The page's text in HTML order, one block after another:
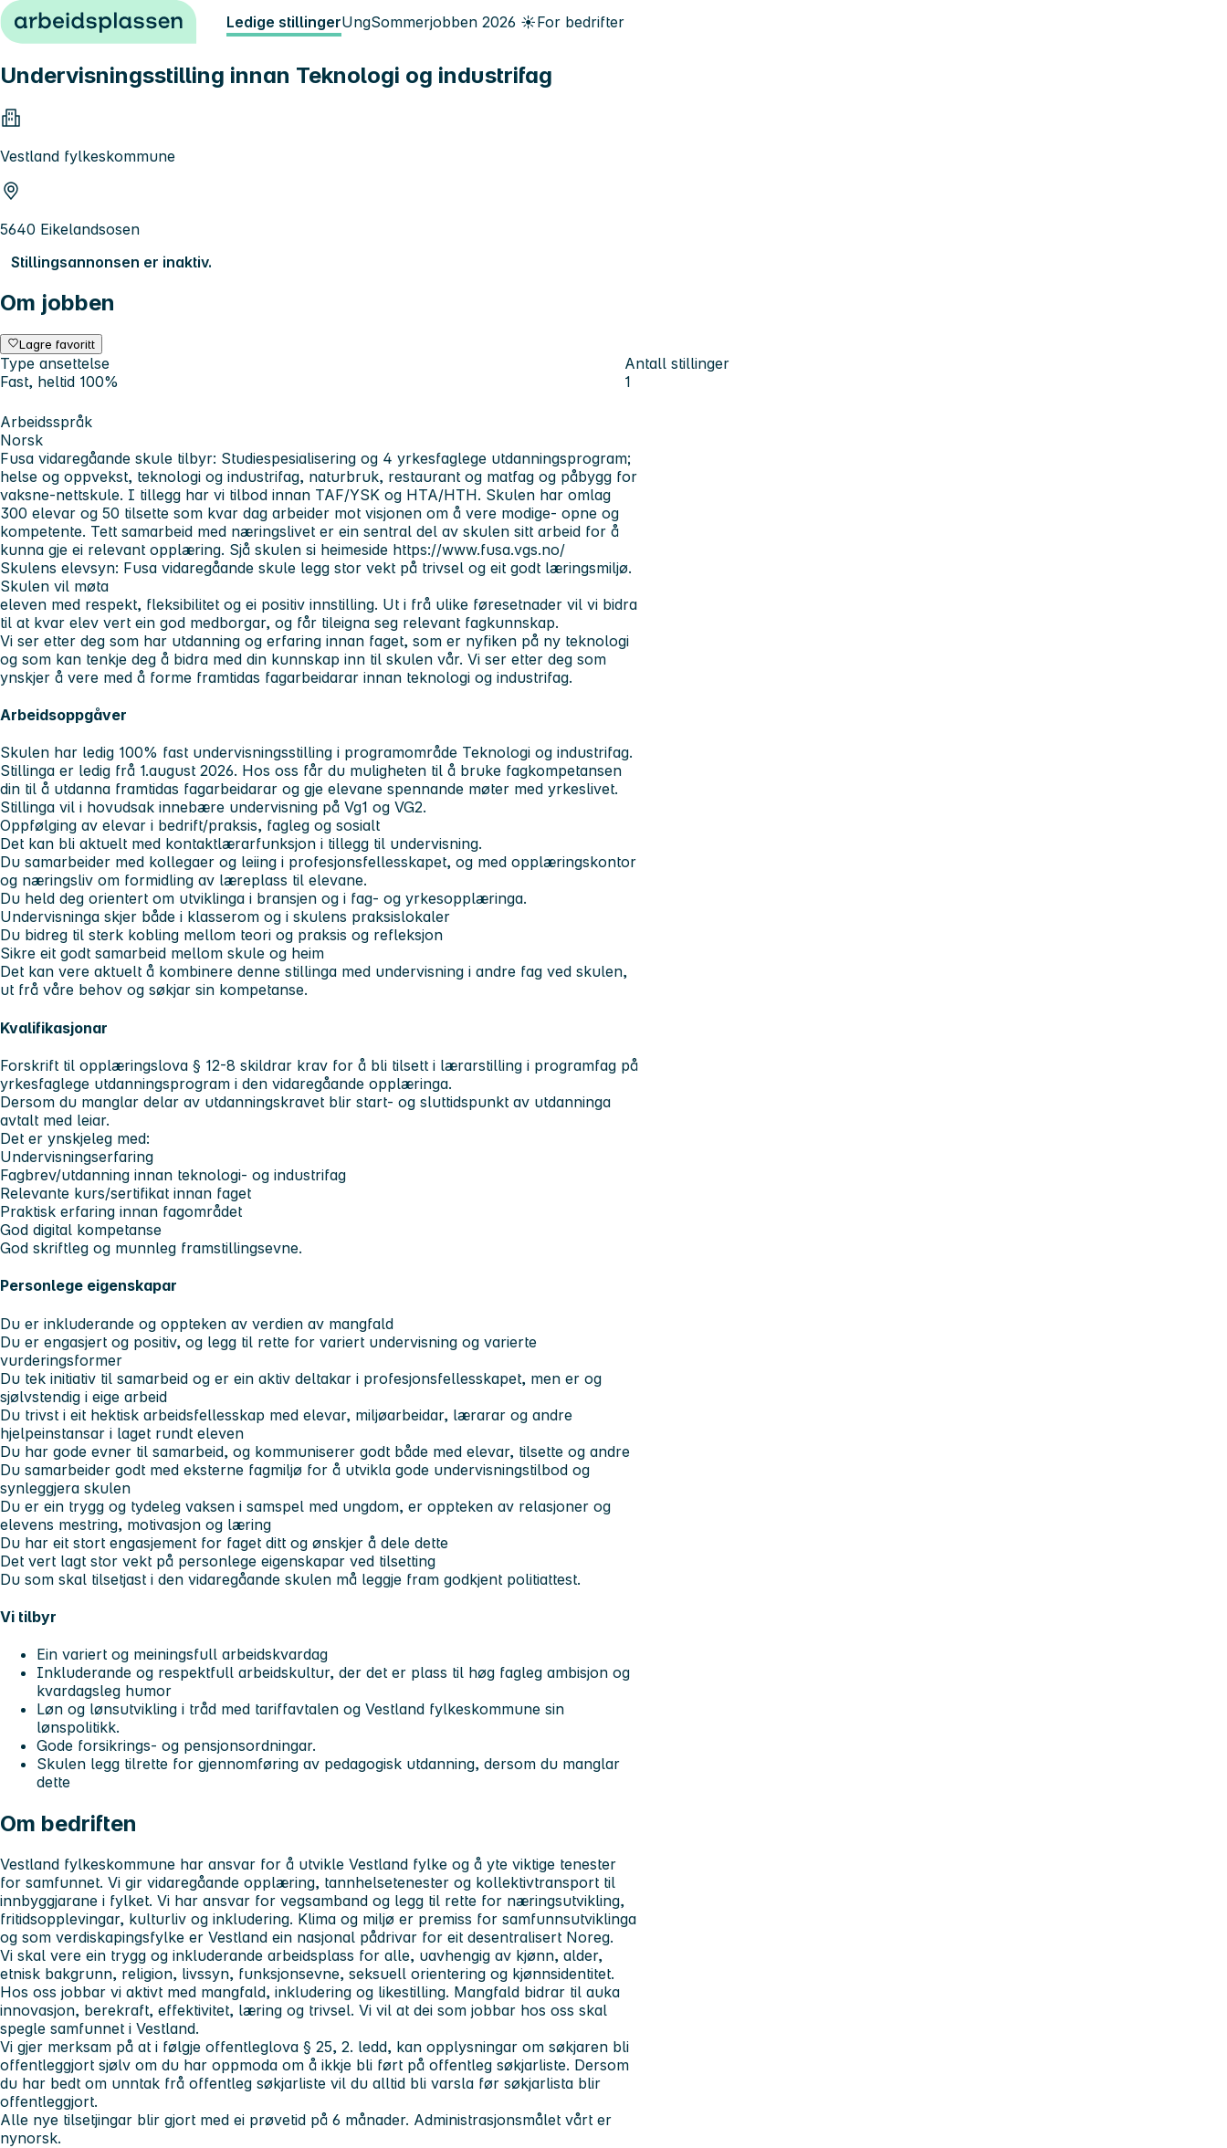
Hopp til innhold Ledige stillingerUngSommerjobben 2026 ☀️For bedrifter
Undervisningsstilling innan Teknologi og industrifag
Vestland fylkeskommune
5640 Eikelandsosen
Stillingsannonsen er inaktiv.
Om jobben
Lagre favoritt
Type ansettelse
Fast, heltid 100%
Antall stillinger
1
Arbeidsspråk
Norsk
Fusa vidaregåande skule tilbyr: Studiespesialisering og 4 yrkesfaglege utdanningsprogram;
helse og oppvekst, teknologi og industrifag, naturbruk, restaurant og matfag og påbygg for
vaksne-nettskule. I tillegg har vi tilbod innan TAF/YSK og HTA/HTH. Skulen har omlag
300 elevar og 50 tilsette som kvar dag arbeider mot visjonen om å vere modige- opne og
kompetente. Tett samarbeid med næringslivet er ein sentral del av skulen sitt arbeid for å
kunna gje ei relevant opplæring. Sjå skulen si heimeside https://www.fusa.vgs.no/
Skulens elevsyn: Fusa vidaregåande skule legg stor vekt på trivsel og eit godt læringsmiljø.
Skulen vil møta
eleven med respekt, fleksibilitet og ei positiv innstilling. Ut i frå ulike føresetnader vil vi bidra
til at kvar elev vert ein god medborgar, og får tileigna seg relevant fagkunnskap.
Vi ser etter deg som har utdanning og erfaring innan faget, som er nyfiken på ny teknologi
og som kan tenkje deg å bidra med din kunnskap inn til skulen vår. Vi ser etter deg som
ynskjer å vere med å forme framtidas fagarbeidarar innan teknologi og industrifag.
Arbeidsoppgåver
Skulen har ledig 100% fast undervisningsstilling i programområde Teknologi og industrifag.
Stillinga er ledig frå 1.august 2026. Hos oss får du muligheten til å bruke fagkompetansen
din til å utdanna framtidas fagarbeidarar og gje elevane spennande møter med yrkeslivet.
Stillinga vil i hovudsak innebære undervisning på Vg1 og VG2.
Oppfølging av elevar i bedrift/praksis, fagleg og sosialt
Det kan bli aktuelt med kontaktlærarfunksjon i tillegg til undervisning.
Du samarbeider med kollegaer og leiing i profesjonsfellesskapet, og med opplæringskontor
og næringsliv om formidling av læreplass til elevane.
Du held deg orientert om utviklinga i bransjen og i fag- og yrkesopplæringa.
Undervisninga skjer både i klasserom og i skulens praksislokaler
Du bidreg til sterk kobling mellom teori og praksis og refleksjon
Sikre eit godt samarbeid mellom skule og heim
Det kan vere aktuelt å kombinere denne stillinga med undervisning i andre fag ved skulen,
ut frå våre behov og søkjar sin kompetanse.
Kvalifikasjonar
Forskrift til opplæringslova § 12-8 skildrar krav for å bli tilsett i lærarstilling i programfag på
yrkesfaglege utdanningsprogram i den vidaregåande opplæringa.
Dersom du manglar delar av utdanningskravet blir start- og sluttidspunkt av utdanninga
avtalt med leiar.
Det er ynskjeleg med:
Undervisningserfaring
Fagbrev/utdanning innan teknologi- og industrifag
Relevante kurs/sertifikat innan faget
Praktisk erfaring innan fagområdet
God digital kompetanse
God skriftleg og munnleg framstillingsevne.
Personlege eigenskapar
Du er inkluderande og oppteken av verdien av mangfald
Du er engasjert og positiv, og legg til rette for variert undervisning og varierte
vurderingsformer
Du tek initiativ til samarbeid og er ein aktiv deltakar i profesjonsfellesskapet, men er og
sjølvstendig i eige arbeid
Du trivst i eit hektisk arbeidsfellesskap med elevar, miljøarbeidar, lærarar og andre
hjelpeinstansar i laget rundt eleven
Du har gode evner til samarbeid, og kommuniserer godt både med elevar, tilsette og andre
Du samarbeider godt med eksterne fagmiljø for å utvikla gode undervisningstilbod og
synleggjera skulen
Du er ein trygg og tydeleg vaksen i samspel med ungdom, er oppteken av relasjoner og
elevens mestring, motivasjon og læring
Du har eit stort engasjement for faget ditt og ønskjer å dele dette
Det vert lagt stor vekt på personlege eigenskapar ved tilsetting
Du som skal tilsetjast i den vidaregåande skulen må leggje fram godkjent politiattest.
Vi tilbyr
Ein variert og meiningsfull arbeidskvardag
Inkluderande og respektfull arbeidskultur, der det er plass til høg fagleg ambisjon og
kvardagsleg humor
Løn og lønsutvikling i tråd med tariffavtalen og Vestland fylkeskommune sin
lønspolitikk.
Gode forsikrings- og pensjonsordningar.
Skulen legg tilrette for gjennomføring av pedagogisk utdanning, dersom du manglar
dette
Om bedriften
Vestland fylkeskommune har ansvar for å utvikle Vestland fylke og å yte viktige tenester
for samfunnet. Vi gir vidaregåande opplæring, tannhelsetenester og kollektivtransport til
innbyggjarane i fylket. Vi har ansvar for vegsamband og legg til rette for næringsutvikling,
fritidsopplevingar, kulturliv og inkludering. Klima og miljø er premiss for samfunnsutviklinga
og som verdiskapingsfylke er Vestland ein nasjonal pådrivar for eit desentralisert Noreg.
Vi skal vere ein trygg og inkluderande arbeidsplass for alle, uavhengig av kjønn, alder,
etnisk bakgrunn, religion, livssyn, funksjonsevne, seksuell orientering og kjønnsidentitet.
Hos oss jobbar vi aktivt med mangfald, inkludering og likestilling. Mangfald bidrar til auka
innovasjon, berekraft, effektivitet, læring og trivsel. Vi vil at dei som jobbar hos oss skal
spegle samfunnet i Vestland.
Vi gjer merksam på at i følgje offentleglova § 25, 2. ledd, kan opplysningar om søkjaren bli
offentleggjort sjølv om du har oppmoda om å ikkje bli ført på offentleg søkjarliste. Dersom
du har bedt om unntak frå offentleg søkjarliste vil du alltid bli varsla før søkjarlista blir
offentleggjort.
Alle nye tilsetjingar blir gjort med ei prøvetid på 6 månader. Administrasjonsmålet vårt er
nynorsk.